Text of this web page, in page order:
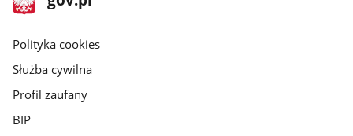
gov.pl
gov.pl
Polityka cookies
Służba cywilna
Profil zaufany
BIP